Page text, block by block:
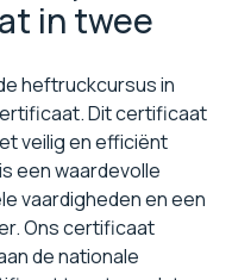
in twee
heftruckcursus in
Dit certificaat
veilig en efficiënt
een waardevolle
vaardigheden en een
Ons certificaat
de nationale